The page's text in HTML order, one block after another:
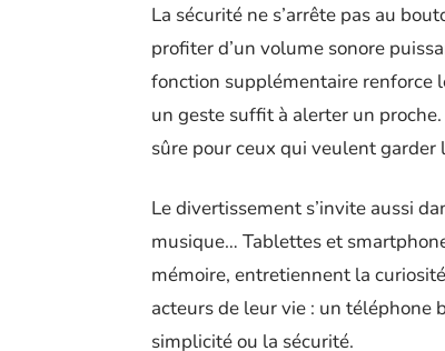
La sécurité ne s’arrête pas au
profiter d’un volume sonore
fonction supplémentaire renforce
un geste suffit à alerter un
sûre pour ceux qui veulent garder
Le divertissement s’invite aussi
musique… Tablettes et
mémoire, entretiennent la
acteurs de leur vie : un téléphone
simplicité ou la sécurité.